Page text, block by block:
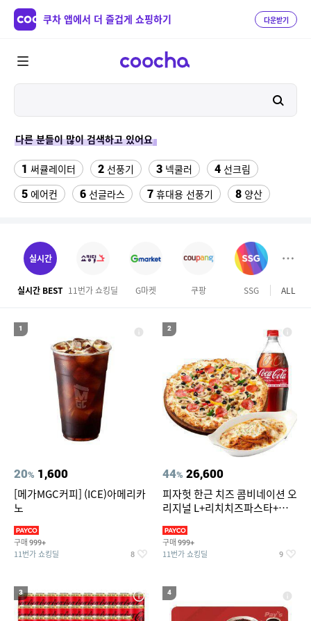
쿠차 앱에서 더 즐겁게 쇼핑하기 다운받기
다른 분들이 많이 검색하고 있어요
1 써큘레이터 2 선풍기 3 넥쿨러 4 선크림
5 에어컨 6 선글라스 7 휴대용 선풍기 8 양산
11 실외기없는 에어컨
13 라이트라이드 360 차량햇빛가리개
16 성인용세발자전거중고 17 여성댄스복 18 벤츠S용품
위닉스 dn3e170 lwk
ALL
실시간
실시간 BEST 11번가 쇼킹딜 G마켓 쿠팡 SSG 이마
1
20% 1,600
[메가MGC커피] (ICE)아메리카
노
구매 999+
11번가 쇼킹딜 8
2
44% 26,600
피자헛 한근 치즈 콤비네이션 오
리지널 L+리치치즈파스타+콜
구매 999+
11번가 쇼킹딜 9
3 4